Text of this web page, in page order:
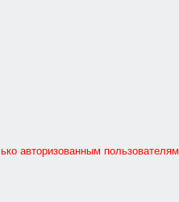
авторизованным пользователям